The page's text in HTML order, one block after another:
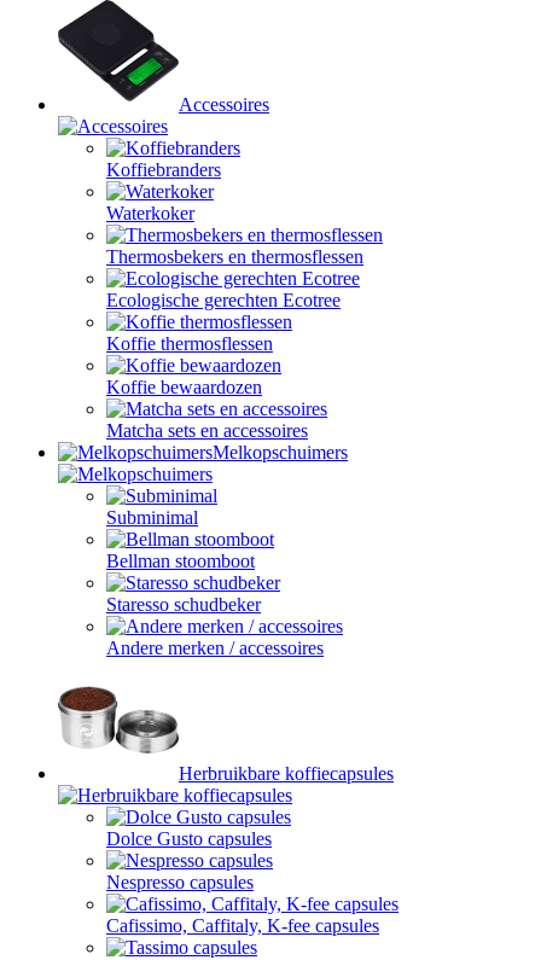
Accessoires
Koffiebranders
Waterkoker
Thermosbekers en thermosflessen
Ecologische gerechten Ecotree
Koffie thermosflessen
Koffie bewaardozen
Matcha sets en accessoires
Melkopschuimers
Subminimal
Bellman stoomboot
Staresso schudbeker
Andere merken / accessoires
Herbruikbare koffiecapsules
Dolce Gusto capsules
Nespresso capsules
Cafissimo, Caffitaly, K-fee capsules